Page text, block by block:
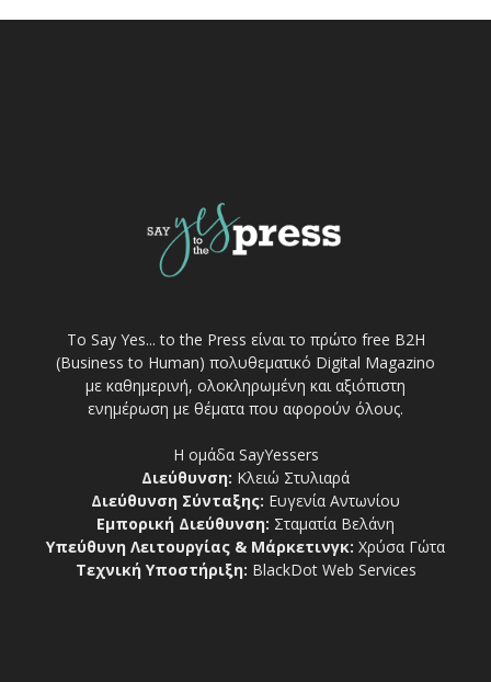
Το Say Yes... to the Press είναι το πρώτο free Β2Η
(Business to Human) πολυθεματικό Digital Magazino
με καθημερινή, ολοκληρωμένη και αξιόπιστη
ενημέρωση με θέματα που αφορούν όλους.
Η ομάδα SayYessers
Διεύθυνση: Κλειώ Στυλιαρά
Διεύθυνση Σύνταξης: Ευγενία Αντωνίου
Εμπορική Διεύθυνση: Σταματία Βελάνη
Υπεύθυνη Λειτουργίας & Μάρκετινγκ: Χρύσα Γώτα
Τεχνική Υποστήριξη: BlackDot Web Services